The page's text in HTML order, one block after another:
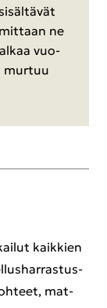
ne
vuo­
mur­tuu
kaik­kien
mat­